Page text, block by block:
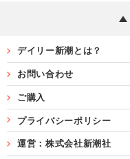
デイリー新潮とは？
お問い合わせ
ご購入
プライバシーポリシー
運営：株式会社新潮社